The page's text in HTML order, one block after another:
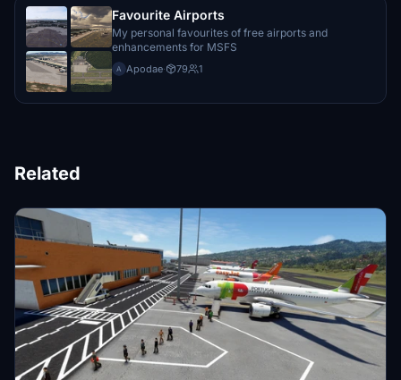
Favourite Airports
My personal favourites of free airports and
enhancements for MSFS
A Apodae· 79 1
Related